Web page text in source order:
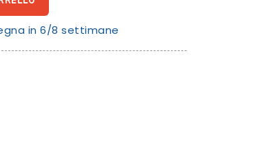
in 6/8 settimane